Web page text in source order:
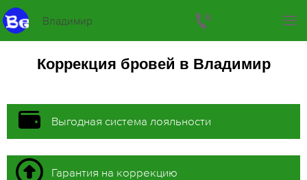
Владимир
Коррекция бровей в Владимир
Выгодная система лояльности
Гарантия на коррекцию